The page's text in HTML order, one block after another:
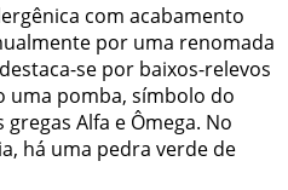
com acabamento
por uma renomada
se por baixos-relevos
pomba, símbolo do
Alfa e Ômega. No
há uma pedra verde de